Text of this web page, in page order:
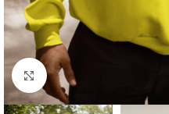
Click to enlarge